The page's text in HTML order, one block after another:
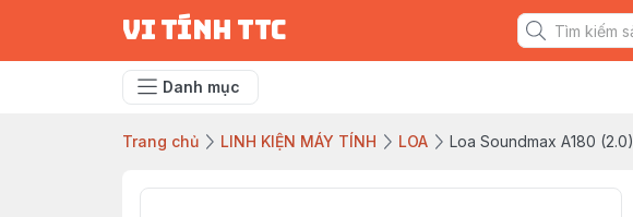
vi tính ttc
Danh mục
Trang chủ LINH KIỆN MÁY TÍNH LOA Loa Soundmax A180 (2.0)